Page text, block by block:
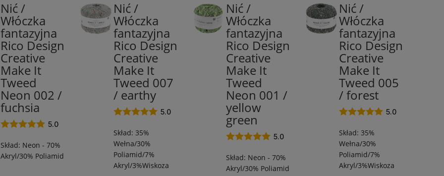
Nić /
Włóczka
fantazyjna
Rico Design
Creative
Make It
Tweed
Neon 002 /
fuchsia
Akryl/30%
Poliamid
5.0
Skład: Neon - 70%
Akryl/30% Poliamid
Nić /
Włóczka
fantazyjna
Rico Design
Creative
Make It
Tweed 007
/ earthy
Wiskoza/35%
Akryl/30%
5.0
Skład: 35%
Wełna/30%
Poliamid/7%
Akryl/3%Wiskoza
Nić /
Włóczka
fantazyjna
Rico Design
Creative
Make It
Tweed
Neon 001 /
yellow
green
Akryl/30%
Poliamid
5.0
Skład: Neon - 70%
Akryl/30% Poliamid
Nić /
Włóczka
fantazyjna
Rico Design
Creative
Make It
Tweed 005
/ forest
5.0
Skład: 35%
Wełna/30%
Poliamid/7%
Akryl/3%Wiskoza